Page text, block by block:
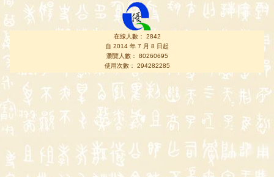
在線人數： 2842
自 2014 年 7 月 8 日起
瀏覽人數： 80260695
使用次數： 294282285